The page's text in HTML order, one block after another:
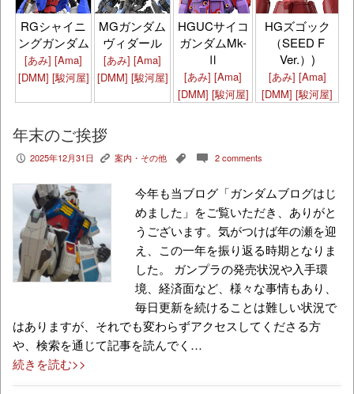
RGシャイニ
ングガンダム
[あみ] [Ama]
[DMM] [駿河屋]
MGガンダム
ヴィダール
[あみ] [Ama]
[DMM] [駿河屋]
HGUCサイコ
ガンダムMk-
Ⅱ
[あみ] [Ama]
[DMM] [駿河屋]
HGズゴック
（SEED F
Ver.）)
[あみ] [Ama]
[DMM] [駿河屋]
年末のご挨拶
P 2025年12月31日 K 案内・その他 , c 2 comments
今年も当ブログ「ガンダムブログはじ
めました」をご覧いただき、ありがと
うございます。気がつけば年の瀬を迎
え、この一年を振り返る時期となりま
した。 ガンプラの発売状況や入手環
境、経済面など、様々な事情もあり、
毎日更新を続けることは難しい状況で
はありますが、それでも変わらずアクセスしてくださる方
や、検索を通じて記事を読んでく…
続きを読む>>